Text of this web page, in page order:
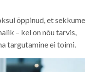
õppinud, et sekkume
– kel on nõu tarvis,
targutamine ei toimi.